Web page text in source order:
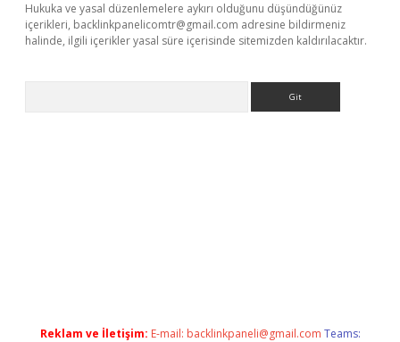
Hukuka ve yasal düzenlemelere aykırı olduğunu düşündüğünüz
içerikleri, backlinkpanelicomtr@gmail.com adresine bildirmeniz
halinde, ilgili içerikler yasal süre içerisinde sitemizden kaldırılacaktır.
Reklam ve İletişim: E-mail: backlinkpaneli@gmail.com Teams: